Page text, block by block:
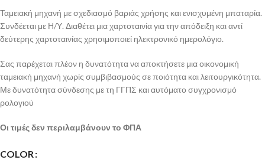
Ταμειακή μηχανή με σχεδιασμό βαριάς χρήσης και ενισχυμένη μπαταρία.
Συνδέεται με Η/Υ. Διαθέτει μια χαρτοταινία για την απόδειξη και αντί
δεύτερης χαρτοταινίας χρησιμοποιεί ηλεκτρονικό ημερολόγιο.
Σας παρέχεται πλέον η δυνατότητα να αποκτήσετε μια οικονομική
ταμειακή μηχανή χωρίς συμβιβασμούς σε ποιότητα και λειτουργικότητα.
Με δυνατότητα σύνδεσης με τη ΓΓΠΣ και αυτόματο συγχρονισμό
ρολογιού
Οι τιμές δεν περιλαμβάνουν το ΦΠΑ
COLOR